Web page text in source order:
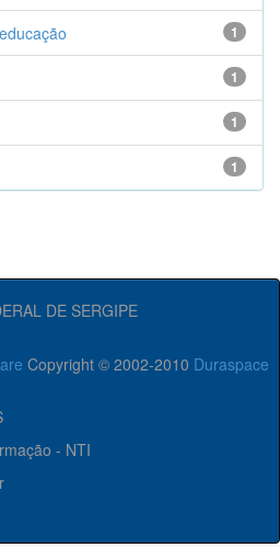
1
1
1
1
DE SERGIPE
Copyright © 2002-2010 Duraspace
- NTI